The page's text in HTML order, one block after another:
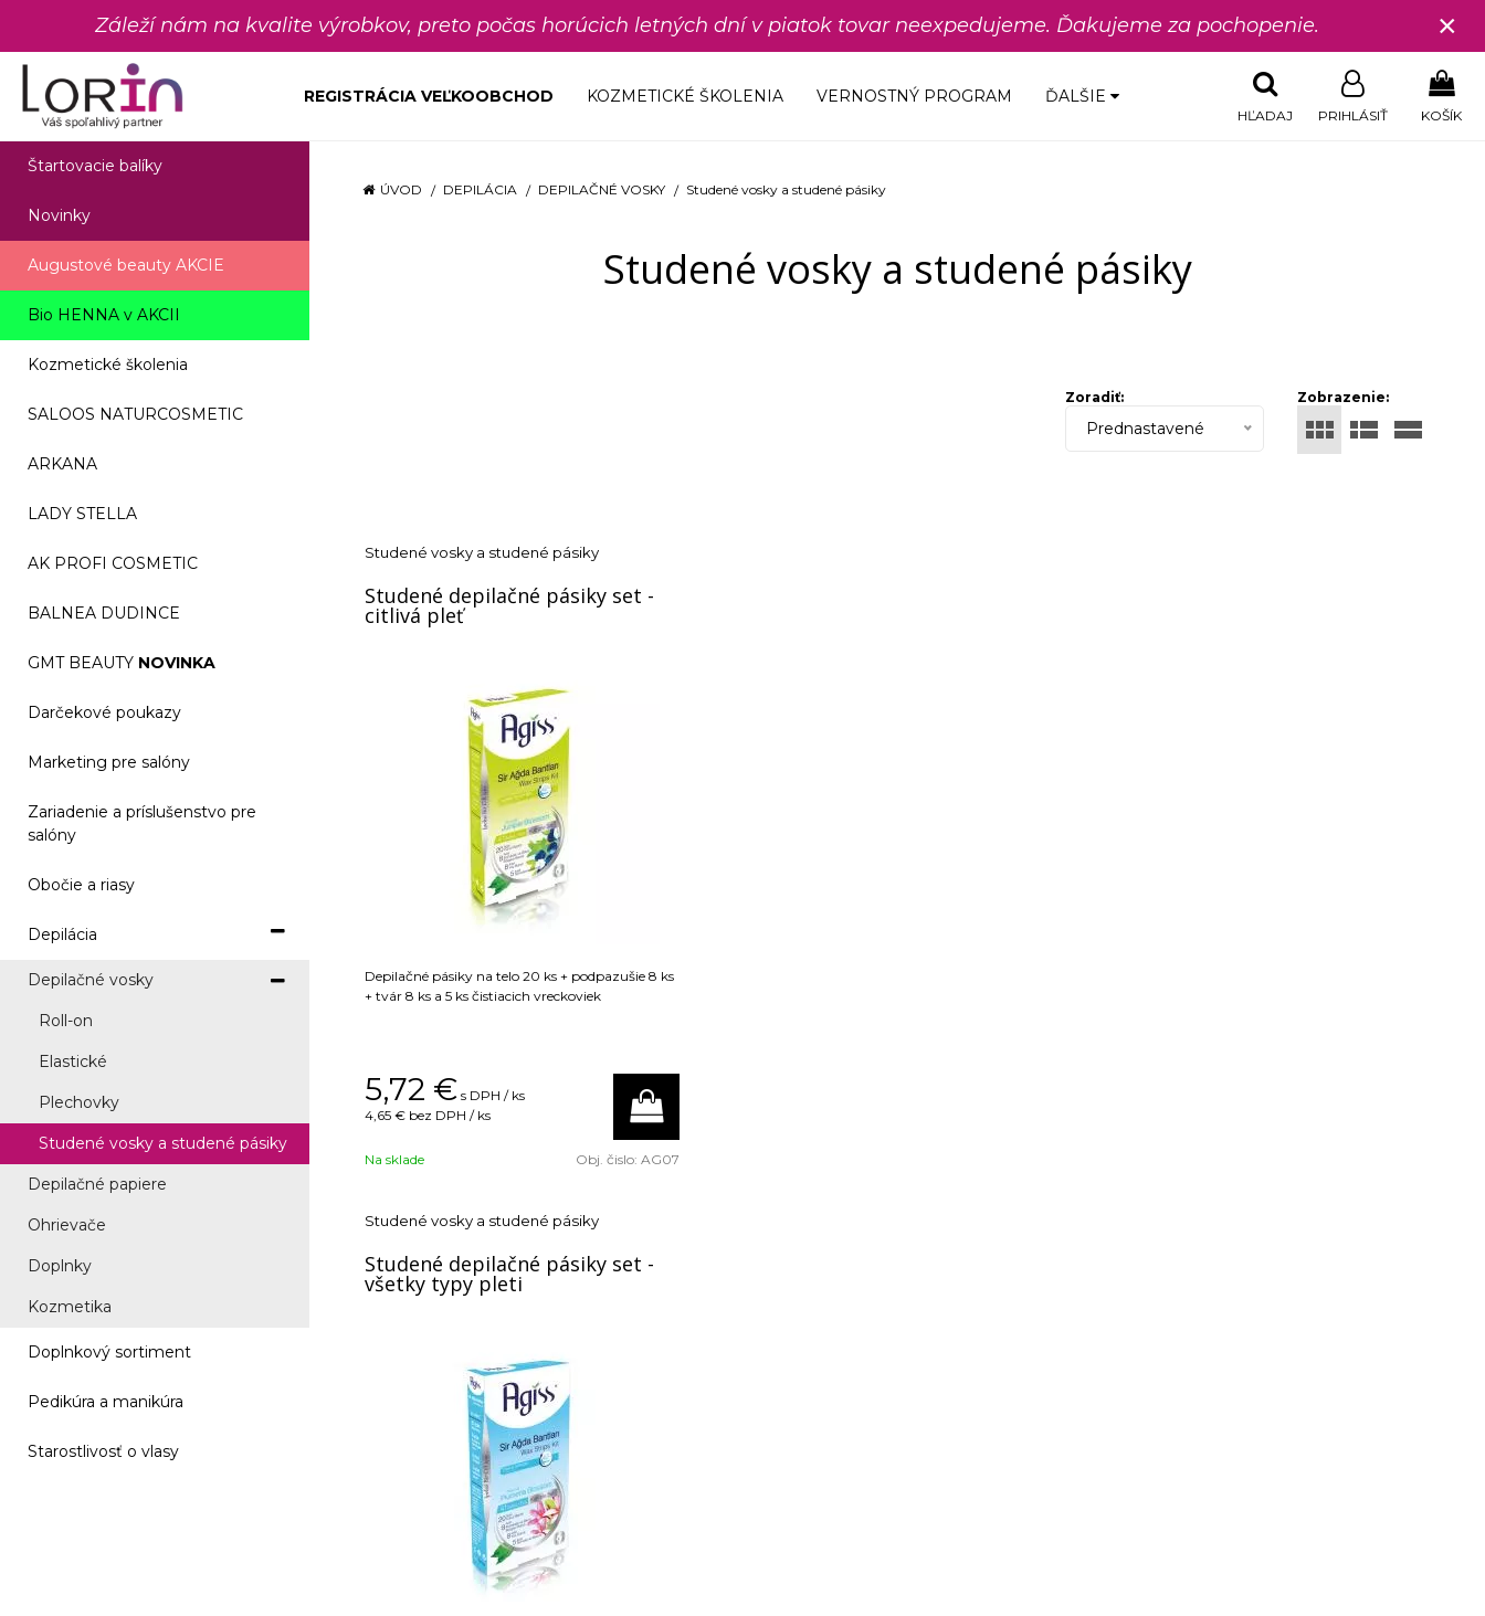
Záleží nám na kvalite výrobkov, preto počas horúcich letných dní v piatok tovar neexpedujeme. Ďakujeme za pochopenie. ×
REGISTRÁCIA VEĽKOOBCHOD KOZMETICKÉ ŠKOLENIA VERNOSTNÝ PROGRAM ĎALŠIE
KOŠÍK
PRIHLÁSIŤ
HĽADAJ
Štartovacie balíky
Novinky
Augustové beauty AKCIE
Bio HENNA v AKCII
Kozmetické školenia
SALOOS NATURCOSMETIC
ARKANA
LADY STELLA
AK PROFI COSMETIC
BALNEA DUDINCE
GMT BEAUTY NOVINKA
Darčekové poukazy
Marketing pre salóny
Zariadenie a príslušenstvo pre
salóny
Obočie a riasy
Depilácia
Depilačné vosky
Roll-on
Elastické
Plechovky
Studené vosky a studené pásiky
Depilačné papiere
Ohrievače
Doplnky
Kozmetika
Doplnkový sortiment
Pedikúra a manikúra
Starostlivosť o vlasy
ÚVOD DEPILÁCIA DEPILAČNÉ VOSKY Studené vosky a studené pásiky
Studené vosky a studené pásiky
Zobrazenie:
Zoradiť:
Prednastavené
Studené vosky a studené pásiky
Studené depilačné pásiky set -
citlivá pleť
Depilačné pásiky na telo 20 ks + podpazušie 8 ks
+ tvár 8 ks a 5 ks čistiacich vreckoviek
5,72 € s DPH / ks
4,65 € bez DPH / ks
Na sklade Obj. čislo: AG07
Studené vosky a studené pásiky
Studené depilačné pásiky set -
všetky typy pleti